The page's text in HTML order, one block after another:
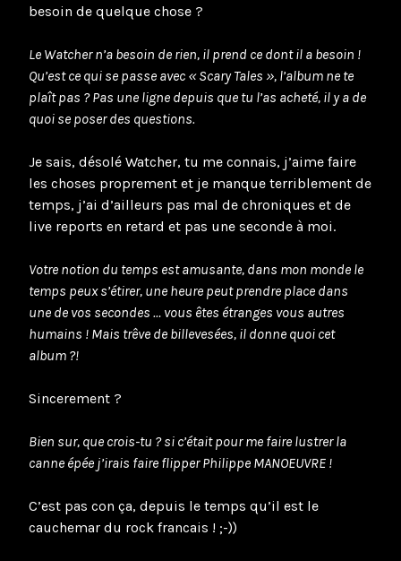
besoin de quelque chose ?
Le Watcher n’a besoin de rien, il prend ce dont il a besoin !
Qu’est ce qui se passe avec « Scary Tales », l’album ne te
plaît pas ? Pas une ligne depuis que tu l’as acheté, il y a de
quoi se poser des questions.
Je sais, désolé Watcher, tu me connais, j’aime faire
les choses proprement et je manque terriblement de
temps, j’ai d’ailleurs pas mal de chroniques et de
live reports en retard et pas une seconde à moi.
Votre notion du temps est amusante, dans mon monde le
temps peux s’étirer, une heure peut prendre place dans
une de vos secondes … vous êtes étranges vous autres
humains ! Mais trêve de billevesées, il donne quoi cet
album ?!
Sincerement ?
Bien sur, que crois-tu ? si c’était pour me faire lustrer la
canne épée j’irais faire flipper Philippe MANOEUVRE !
C’est pas con ça, depuis le temps qu’il est le
cauchemar du rock francais ! ;-))